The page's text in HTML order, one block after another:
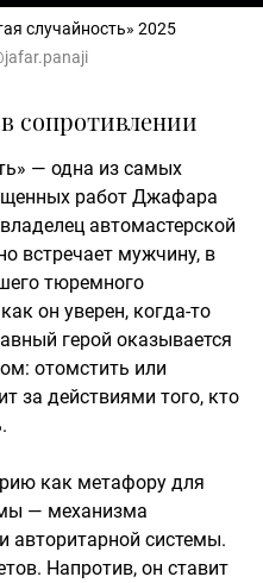
случайность» 2025
сопротивлении
— одна из самых
работ Джафара
автомастерской
встречает мужчину, в
тюремного
он уверен, когда-то
герой оказывается
отомстить или
за действиями того, кто
как метафору для
— механизма
авторитарной системы.
Напротив, он ставит